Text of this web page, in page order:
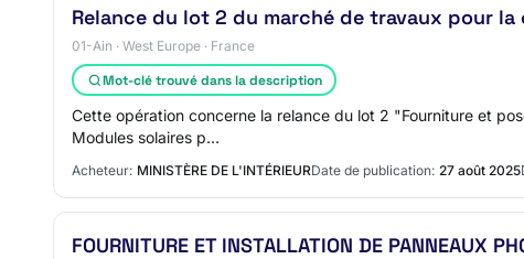
Relance du lot 2 du marché de travaux pour
01-Ain · West Europe · France
Mot-clé trouvé dans la description
Cette opération concerne la relance du lot 2 "Fourniture et
Modules solaires p…
Acheteur: MINISTÈRE DE L'INTÉRIEURDate de publication: 27 août 2025
FOURNITURE ET INSTALLATION DE PANNEAUX